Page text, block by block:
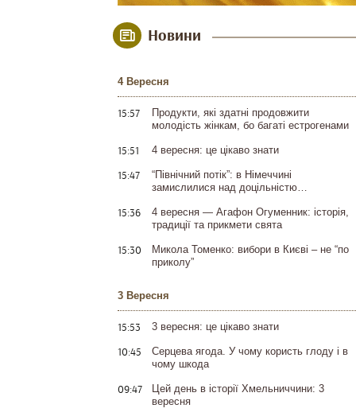
Новини
4 Вересня
15:57
Продукти, які здатні продовжити
молодість жінкам, бо багаті естрогенами
15:51 4 вересня: це цікаво знати
15:47
“Північний потік”: в Німеччині
замислилися над доцільністю…
15:36
4 вересня — Агафон Огуменник: історія,
традиції та прикмети свята
15:30
Микола Томенко: вибори в Києві – не “по
приколу”
3 Вересня
15:53 3 вересня: це цікаво знати
10:45
Серцева ягода. У чому користь глоду і в
чому шкода
09:47
Цей день в історії Хмельниччини: 3
вересня